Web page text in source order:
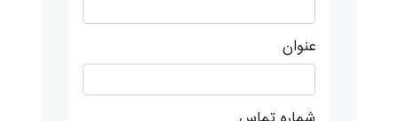
عنوان